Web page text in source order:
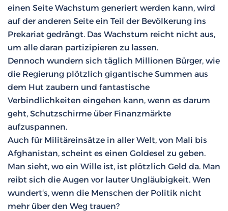
einen Seite Wachstum generiert werden kann, wird
auf der anderen Seite ein Teil der Bevölkerung ins
Prekariat gedrängt. Das Wachstum reicht nicht aus,
um alle daran partizipieren zu lassen.
Dennoch wundern sich täglich Millionen Bürger, wie
die Regierung plötzlich gigantische Summen aus
dem Hut zaubern und fantastische
Verbindlichkeiten eingehen kann, wenn es darum
geht, Schutzschirme über Finanzmärkte
aufzuspannen.
Auch für Militäreinsätze in aller Welt, von Mali bis
Afghanistan, scheint es einen Goldesel zu geben.
Man sieht, wo ein Wille ist, ist plötzlich Geld da. Man
reibt sich die Augen vor lauter Ungläubigkeit. Wen
wundert‘s, wenn die Menschen der Politik nicht
mehr über den Weg trauen?